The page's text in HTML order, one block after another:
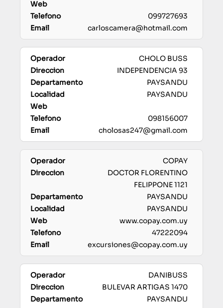
099727693
carloscamera@hotmail.com
CHOLO BUSS
INDEPENDENCIA 93
PAYSANDU
PAYSANDU
098156007
cholosas247@gmail.com
COPAY
DOCTOR FLORENTINO
FELIPPONE 1121
PAYSANDU
PAYSANDU
www.copay.com.uy
47222094
excursiones@copay.com.uy
DANIBUSS
BULEVAR ARTIGAS 1470
PAYSANDU